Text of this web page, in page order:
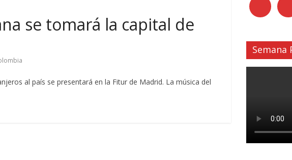
se tomará la capital de
al país se presentará en la Fitur de Madrid. La música del
Semana